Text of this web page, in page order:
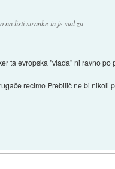
na listi stranke in je stal za
ta evropska "vlada" ni ravno
recimo Prebilič ne bi nikoli